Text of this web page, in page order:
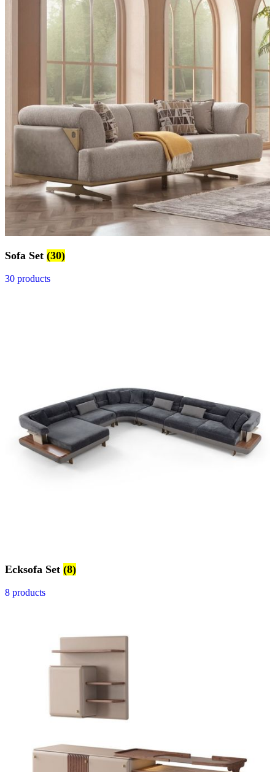
Sofa Set (30)
30 products
Ecksofa Set (8)
8 products